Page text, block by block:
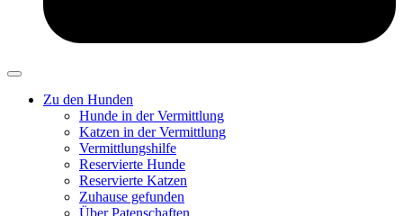
Zu den Hunden
Hunde in der Vermittlung
Katzen in der Vermittlung
Vermittlungshilfe
Reservierte Hunde
Reservierte Katzen
Zuhause gefunden
Über Patenschaften